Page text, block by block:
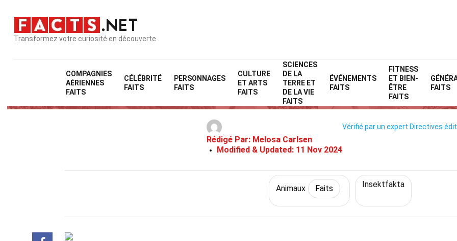
Transformez votre curiosité en découverte
COMPAGNIES
AÉRIENNES
FAITS
CÉLÉBRITÉ
FAITS
PERSONNAGES
FAITS
CULTURE
ET ARTS
FAITS
SCIENCES
DE LA
TERRE ET
DE LA VIE
FAITS
ÉVÉNEMENTS
FAITS
FITNESS
ET BIEN-
ÊTRE
FAITS
FAITS
Home Nature AnimauxFaits
29 Faits Sur Scorpion
Rédigé Par: Melosa Carlsen
Modified & Updated: 11 Nov 2024
Vérifié par un expert Directives
Animaux Faits Insektfakta